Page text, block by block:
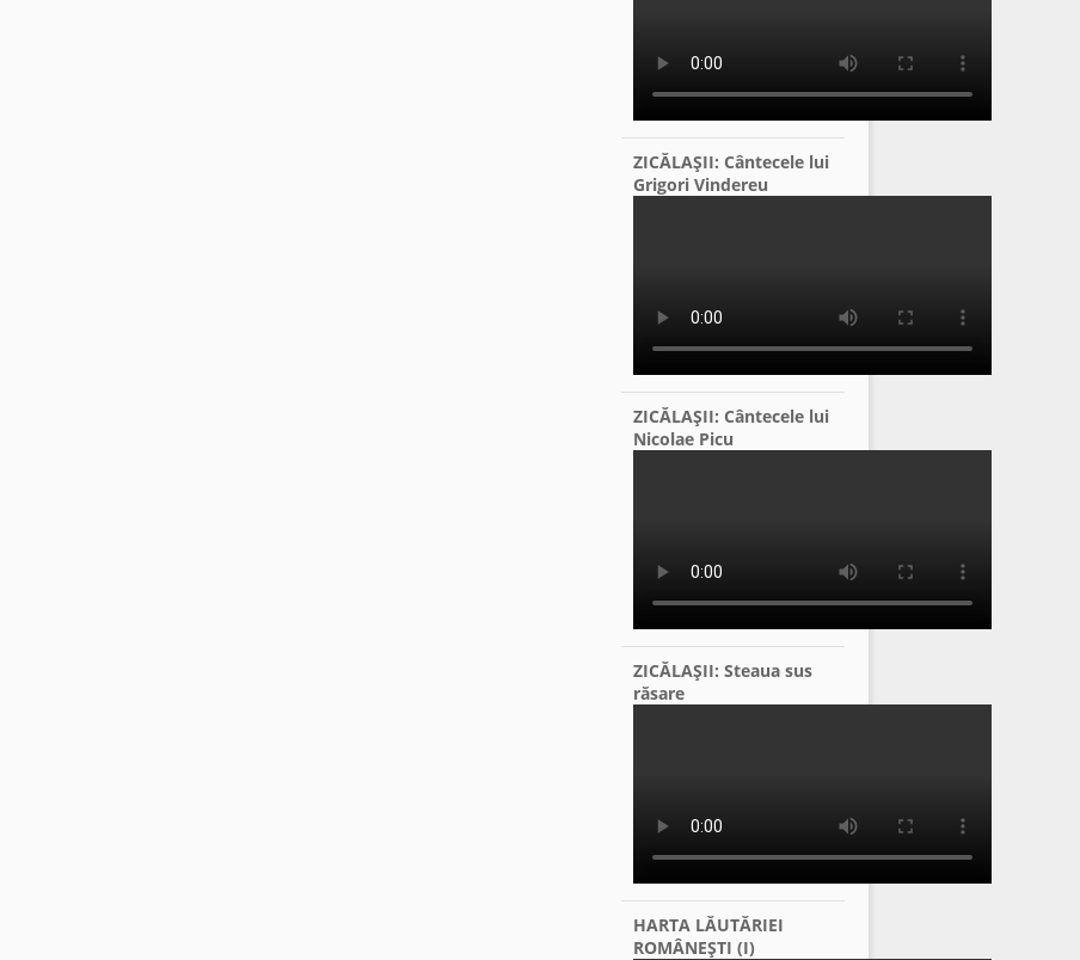
ZICĂLAŞII: Cântecele lui
Grigori Vindereu
ZICĂLAŞII: Cântecele lui
Nicolae Picu
ZICĂLAŞII: Steaua sus
răsare
HARTA LĂUTĂRIEI
ROMÂNEŞTI (I)